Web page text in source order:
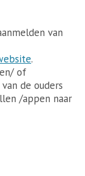
van
.
of
de ouders
/appen naar